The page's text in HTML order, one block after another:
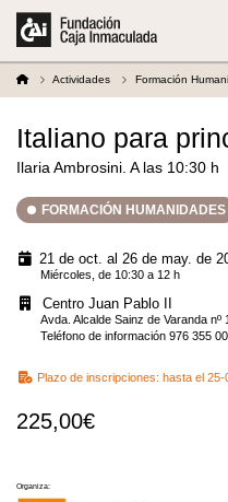
Actividades Formación
Italiano para
Ilaria Ambrosini. A las 10:30 h
FORMACIÓN HUMANIDADES
21 de oct. al 26 de may. de
Miércoles, de 10:30 a 12 h
Centro Juan Pablo II
Avda. Alcalde Sainz de Varanda
Teléfono de información 976 355
Plazo de inscripciones: hasta el 25-
225,00€
Organiza: